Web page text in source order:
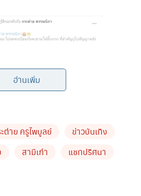
โอ้ยนอ
ไปจดทะเบียนกันตะยามใด๋
ว่า
อ่านเพิ่ม
ต่าย ครูไพบูลย์
ข่าวบันเทิง
สามีเก่า
แชทปริศนา